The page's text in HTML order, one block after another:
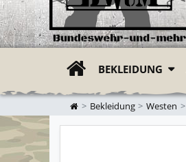
ZUR STARTSEITE
BEKLEIDUNG
Bekleidung Westen